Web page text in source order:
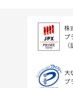
株
プ
大
プ